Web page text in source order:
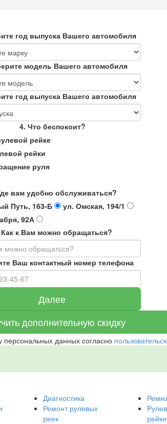
год выпуска Вашего автомобиля
модель Вашего автомобиля
год выпуска Вашего автомобиля
4. Что беспокоит?
рейке
рейки
руля
вам удобно обслуживаться?
Путь, 163-Б
ул. Омская, 194/1
92А
к Вам можно обращаться?
Ваш контактный номер телефона
Далее
дополнительную скидку
персональных данных согласно
Диагностика
Ремонт рулевых
реек
рейки